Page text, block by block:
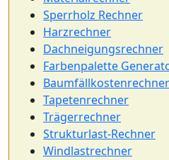
Sperrholz Rechner
Harzrechner
Dachneigungsrechner
Farbenpalette
Baumfällkostenrechner
Tapetenrechner
Trägerrechner
Strukturlast-Rechner
Windlastrechner